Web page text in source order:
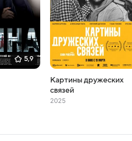
5,9
Картины дружеских
связей
2025